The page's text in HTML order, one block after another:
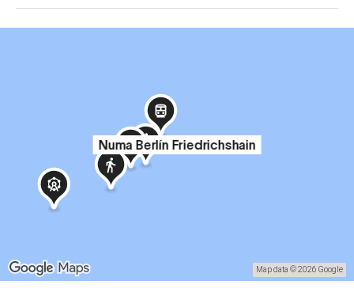
Numa Berlín Friedrichshain
Map data © 2026 Google